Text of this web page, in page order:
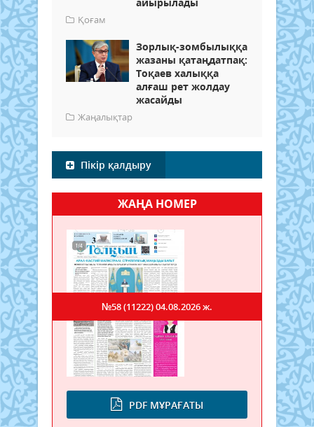
Қоғам
Зорлық-зомбылыққа
жазаны қатаңдатпақ:
Тоқаев халыққа
алғаш рет жолдау
жасайды
Жаңалықтар
Пікір қалдыру
ЖАҢА НОМЕР
PDF МҰРАҒАТЫ
№58 (11222)04.08.2026 ж.